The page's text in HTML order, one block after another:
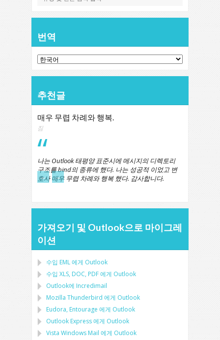
번역
추천글
매우 무렵 차례와 행복.
짐
나는 Outlook 태평양 표준시에 메시지의 디렉토리
구조를 bind의 종류에 했다. 나는 성공적 이었고 변
호사 매우 무렵 차례와 행복 했다. 감사합니다.
← →
가져오기 및 Outlook으로 마이그레
이션
수입 EML에게 Outlook
수입 XLS, DOC, PDF에게 Outlook
Outlook에 Incredimail
Mozilla Thunderbird 에게 Outlook
Eudora, Entourage 에게 Outlook
Outlook Express에게 Outlook
Vista Windows Mail 에게 Outlook